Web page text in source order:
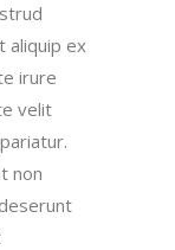
aliquip ex
irure
velit
non